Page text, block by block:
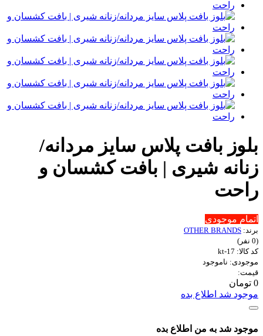
بلوز بافت پلاس سایز مردانه/
زنانه شیری | بافت کشسان و
راحت
اتمام موجودی
برند: OTHER BRANDS
(0 نفر)
کد کالا: kt-17
موجودی: ناموجود
قیمت:
0 تومان
موجود شد اطلاع بده
موجود شد به من اطلاع بده